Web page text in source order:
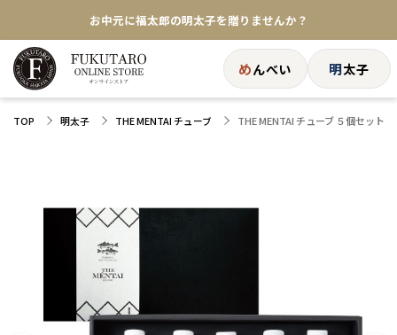
お中元に福太郎の明太子を贈りませんか？
★めんべい25周年記念商品が登場★
【色々な味を試したい方へ】ポストイン！めんべい
めんべい 明太子
TOP 明太子 THE MENTAI チューブ THE MENTAI チューブ ５個セット